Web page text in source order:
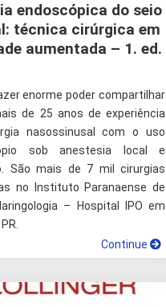
endoscópica do seio
técnica cirúrgica em
aumentada – 1. ed.
enorme poder compartilhar
de 25 anos de experiência
nasossinusal com o uso
sob anestesia local e
São mais de 7 mil cirurgias
no Instituto Paranaense de
– Hospital IPO em
Continue